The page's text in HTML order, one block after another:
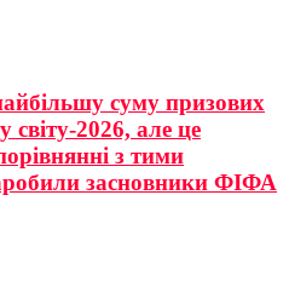
суму призових
світу-2026, але це
з тими
засновники ФІФА